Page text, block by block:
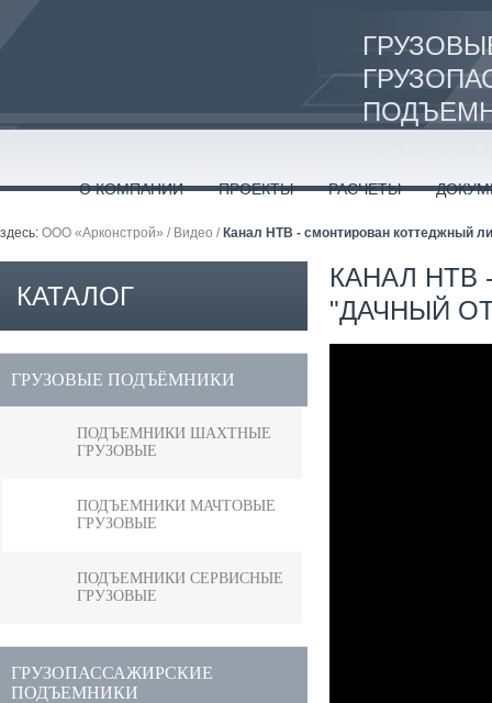
О КОМПАНИИ ПРОЕКТЫ РАСЧЕТЫ
здесь: ООО «Арконстрой» / Видео / Канал НТВ - смонтирован коттеджный
КАТАЛОГ
ПРОДУКЦИИ
ГРУЗОВЫЕ ПОДЪЁМНИКИ
ПОДЪЕМНИКИ ШАХТНЫЕ
ГРУЗОВЫЕ
ПОДЪЕМНИКИ МАЧТОВЫЕ
ГРУЗОВЫЕ
ПОДЪЕМНИКИ СЕРВИСНЫЕ
ГРУЗОВЫЕ
ГРУЗОПАССАЖИРСКИЕ
ПОДЪЕМНИКИ
КАНАЛ
"ДАЧНЫЙ